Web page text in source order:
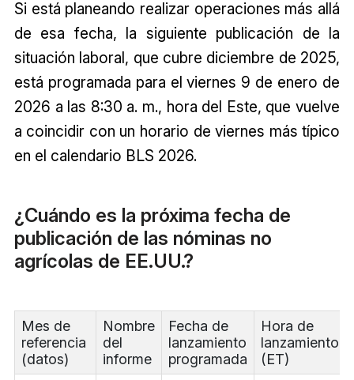
Si está planeando realizar operaciones más allá
de esa fecha, la siguiente publicación de la
situación laboral, que cubre diciembre de 2025,
está programada para el viernes 9 de enero de
2026 a las 8:30 a. m., hora del Este, que vuelve
a coincidir con un horario de viernes más típico
en el calendario BLS 2026.
¿Cuándo es la próxima fecha de
publicación de las nóminas no
agrícolas de EE.UU.?
Mes de
referencia
(datos)
Nombre
del
informe
Fecha de
lanzamiento
programada
Hora de
lanzamiento
(ET)